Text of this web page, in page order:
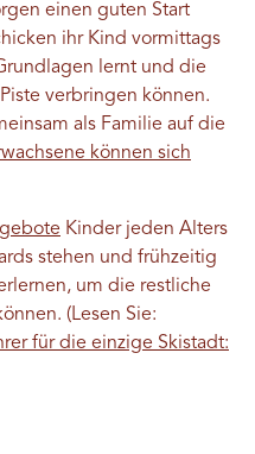
einen guten Start
ihr Kind vormittags
lernt und die
verbringen können.
als Familie auf die
können sich
Kinder jeden Alters
stehen und frühzeitig
um die restliche
(Lesen Sie:
für die einzige Skistadt: